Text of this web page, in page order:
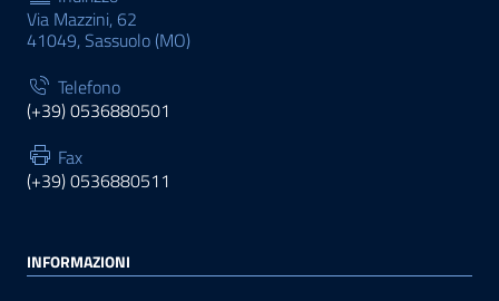
Via Mazzini, 62
41049, Sassuolo (MO)
Telefono
(+39) 0536880501
Fax
(+39) 0536880511
INFORMAZIONI